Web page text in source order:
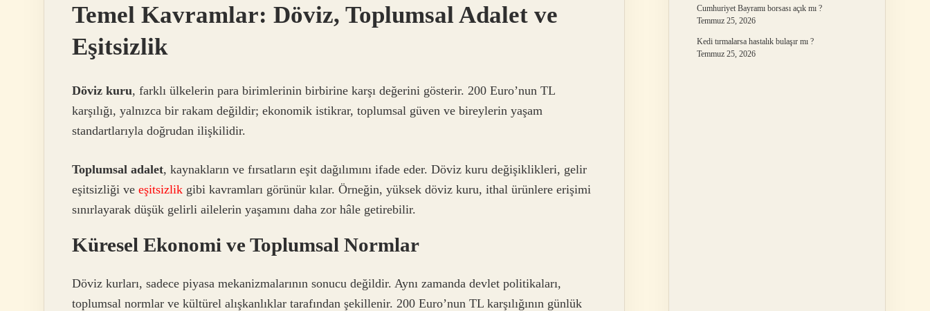
Temel Kavramlar: Döviz, Toplumsal Adalet ve
Eşitsizlik
Döviz kuru, farklı ülkelerin para birimlerinin birbirine karşı değerini gösterir. 200 Euro’nun TL
karşılığı, yalnızca bir rakam değildir; ekonomik istikrar, toplumsal güven ve bireylerin yaşam
standartlarıyla doğrudan ilişkilidir.
Toplumsal adalet, kaynakların ve fırsatların eşit dağılımını ifade eder. Döviz kuru değişiklikleri, gelir
eşitsizliği ve eşitsizlik gibi kavramları görünür kılar. Örneğin, yüksek döviz kuru, ithal ürünlere erişimi
sınırlayarak düşük gelirli ailelerin yaşamını daha zor hâle getirebilir.
Küresel Ekonomi ve Toplumsal Normlar
Döviz kurları, sadece piyasa mekanizmalarının sonucu değildir. Aynı zamanda devlet politikaları,
toplumsal normlar ve kültürel alışkanlıklar tarafından şekillenir. 200 Euro’nun TL karşılığının günlük
Cumhuriyet Bayramı borsası açık mı ?
Temmuz 25, 2026
Kedi tırmalarsa hastalık bulaşır mı ?
Temmuz 25, 2026